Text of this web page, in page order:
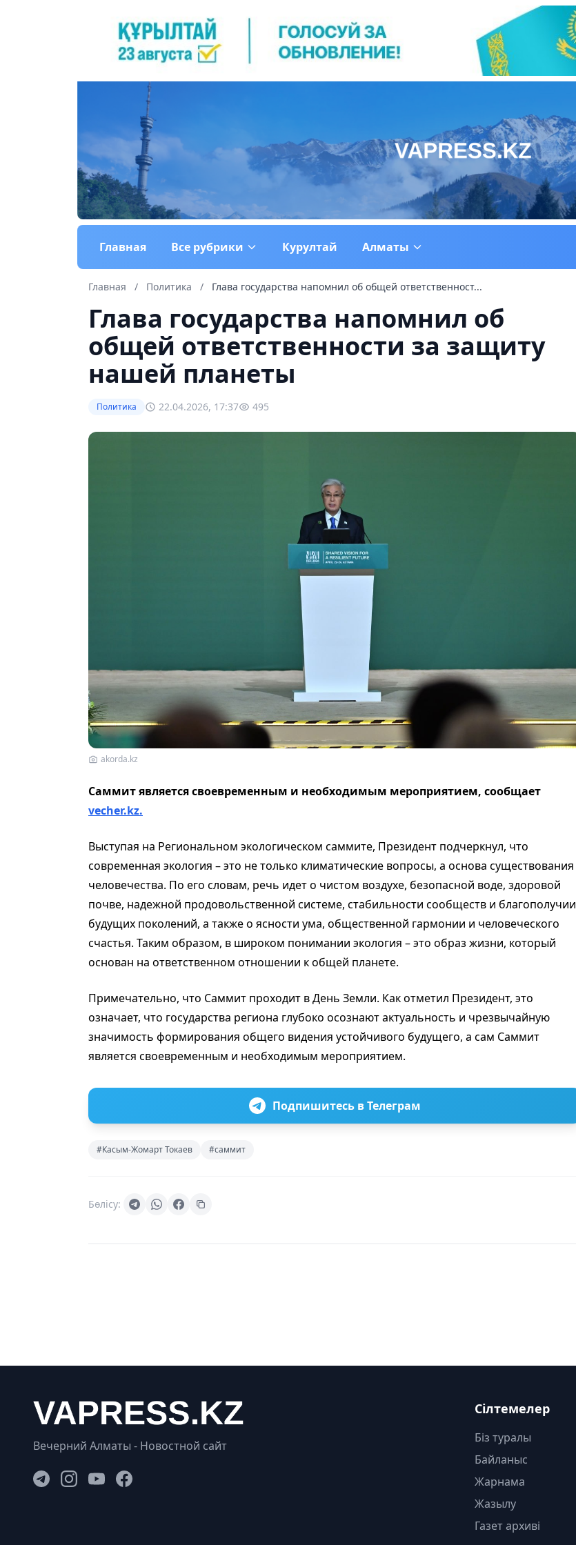
Главная Все рубрики Курултай Алматы
Главная / Политика / Глава государства напомнил об общей ответственност...
Глава государства напомнил об
общей ответственности за защиту
нашей планеты
Политика 22.04.2026, 17:37 495
akorda.kz
Саммит является своевременным и необходимым мероприятием, сообщает
vecher.kz.
Выступая на Региональном экологическом саммите, Президент подчеркнул, что
современная экология – это не только климатические вопросы, а основа существования
человечества. По его словам, речь идет о чистом воздухе, безопасной воде, здоровой
почве, надежной продовольственной системе, стабильности сообществ и благополучии
будущих поколений, а также о ясности ума, общественной гармонии и человеческого
счастья. Таким образом, в широком понимании экология – это образ жизни, который
основан на ответственном отношении к общей планете.
Примечательно, что Саммит проходит в День Земли. Как отметил Президент, это
означает, что государства региона глубоко осознают актуальность и чрезвычайную
значимость формирования общего видения устойчивого будущего, а сам Саммит
является своевременным и необходимым мероприятием.
Подпишитесь в Телеграм
#Касым-Жомарт Токаев #саммит
Бөлісу:
Вечерний Алматы - Новостной сайт
Сілтемелер
Біз туралы
Байланыс
Жарнама
Жазылу
Газет архиві